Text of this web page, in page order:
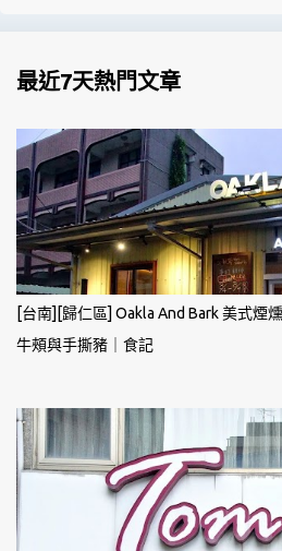
最近7天熱門文章
[台南][歸仁區] Oakla And Bark 美式煙
牛頰與手撕豬｜食記